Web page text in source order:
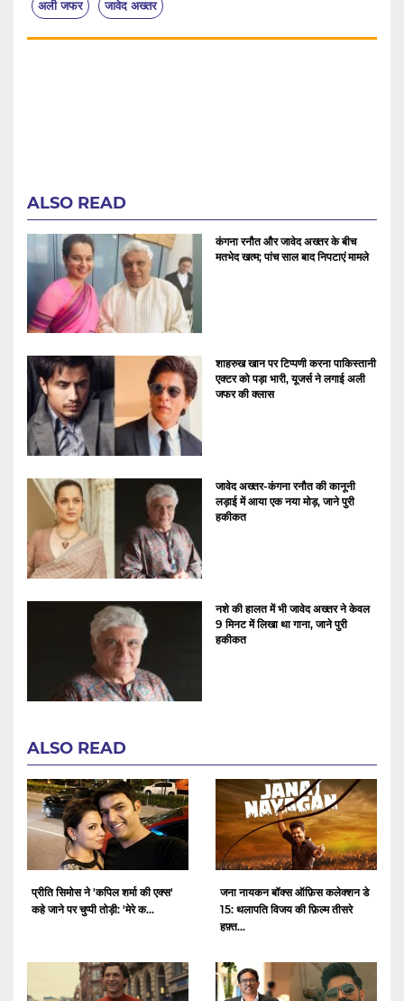
अली जफर जावेद अख्तर
ALSO READ
कंगना रनौत और जावेद अख्तर के बीच
मतभेद खत्म; पांच साल बाद निपटाएं मामले
शाहरुख खान पर टिप्पणी करना पाकिस्तानी
एक्टर को पड़ा भारी, यूजर्स ने लगाई अली
जफर की क्लास
जावेद अख्तर-कंगना रनौत की कानूनी
लड़ाई में आया एक नया मोड़, जाने पुरी
हकीकत
नशे की हालत में भी जावेद अख्तर ने केवल
9 मिनट में लिखा था गाना, जाने पुरी
हकीकत
ALSO READ
प्रीति सिमोस ने 'कपिल शर्मा की एक्स'
कहे जाने पर चुप्पी तोड़ी: 'मेरे क...
जना नायकन बॉक्स ऑफ़िस कलेक्शन डे
15: थलापति विजय की फ़िल्म तीसरे
हफ़्त...